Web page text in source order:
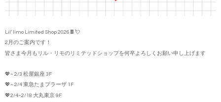
Lil’ limo Limited Shop 2026🍫💘
2月のご案内です！
皆さま今月もリル・リモのリミテッドショップを何卒よろしくお願い申し上げます
💖~ 2/3 松屋銀座 3F
💖~ 2/4 東急たまプラーザ 1F
💖2/4~2/18 大丸東京 9F